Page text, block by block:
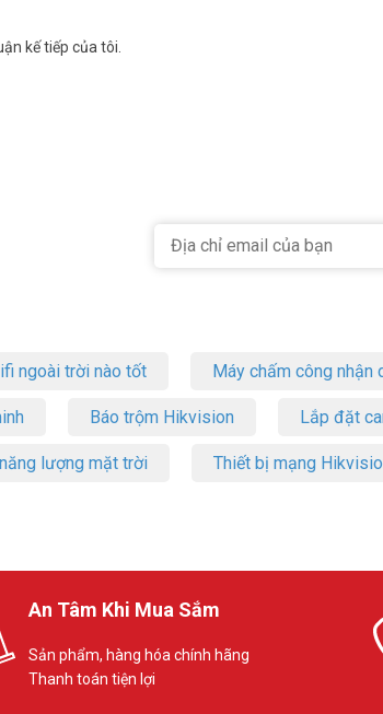
kế tiếp của tôi.
ngoài trời nào tốt Máy chấm công nhận
Báo trộm Hikvision Lắp đặt
lượng mặt trời Thiết bị mạng
An Tâm Khi Mua Sắm
Sản phẩm, hàng hóa chính hãng
Thanh toán tiện lợi